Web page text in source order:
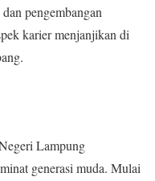
pengembangan
karier menjanjikan di
Lampung
generasi muda. Mulai